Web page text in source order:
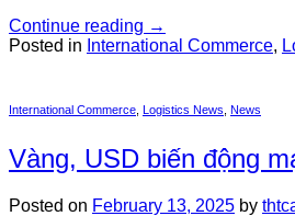
Continue reading →
Posted in International Commerce,
International Commerce Logistics News News
Vàng, USD biến động
Posted on February 13, 2025 by